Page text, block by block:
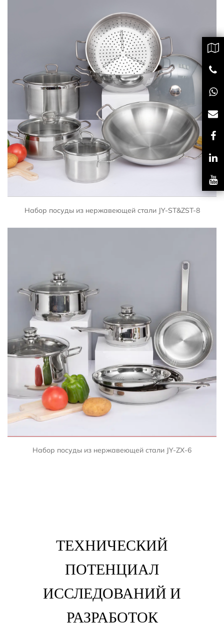
Набор посуды из нержавеющей стали JY-ST&ZST-8
Набор посуды из нержавеющей стали JY-ZX-6
ТЕХНИЧЕСКИЙ
ПОТЕНЦИАЛ
ИССЛЕДОВАНИЙ И
РАЗРАБОТОК